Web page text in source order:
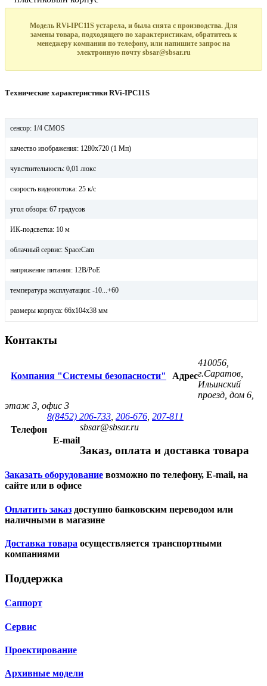
Модель RVi-IPC11S устарела, и была снята с производства. Для
замены товара, подходящего по характеристикам, обратитесь к
менеджеру компании по телефону, или напишите запрос на
электронную почту sbsar@sbsar.ru
Технические характеристики RVi-IPC11S
сенсор: 1/4 CMOS
качество изображения: 1280x720 (1 Мп)
чувствительность: 0,01 люкс
скорость видеопотока: 25 к/с
угол обзора: 67 градусов
ИК-подсветка: 10 м
облачный сервис: SpaceCam
напряжение питания: 12В/PoE
температура эксплуатации: -10...+60
размеры корпуса: 66х104х38 мм
Контакты
Компания "Системы безопасности" Адрес
410056,
г.Саратов,
Ильинский
проезд, дом 6,
этаж 3, офис 3
Телефон
8(8452) 206-733 206-676 207-811
E-mail
sbsar@sbsar.ru
Заказ, оплата и доставка товара
Заказать оборудование возможно по телефону, E-mail, на
сайте или в офисе
Оплатить заказ доступно банковским переводом или
наличными в магазине
Доставка товара осуществляется транспортными
компаниями
Поддержка
Саппорт
Сервис
Проектирование
Архивные модели